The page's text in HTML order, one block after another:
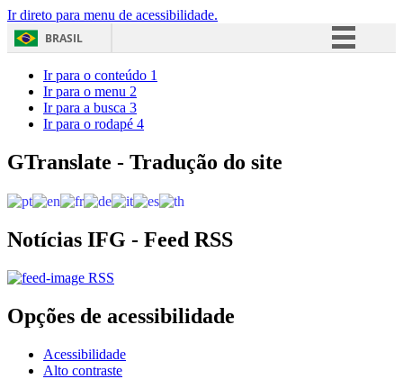
Ir direto para menu de acessibilidade.
BRASIL
Acesso à informação
Ir para o conteúdo 1
Ir para o menu 2
Ir para a busca 3
Ir para o rodapé 4
GTranslate - Tradução do site
Notícias IFG - Feed RSS
RSS
Opções de acessibilidade
Acessibilidade
Alto contraste